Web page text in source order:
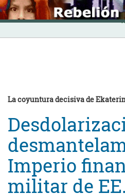
Skip
to
content
INICIO
La coyuntura decisiva de
Imperio
militar de